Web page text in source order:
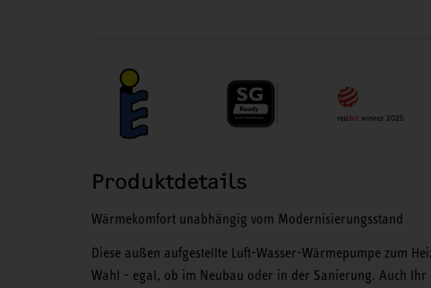
Produktdetails
Wärmekomfort unabhängig vom Modernisierungsstand
Diese außen aufgestellte Luft-Wasser-Wärmepumpe zum
Wahl - egal, ob im Neubau oder in der Sanierung. Auch Ihr